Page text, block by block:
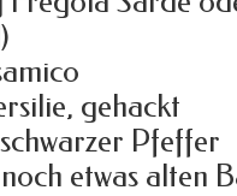
gehackt
Pfeffer
etwas alten